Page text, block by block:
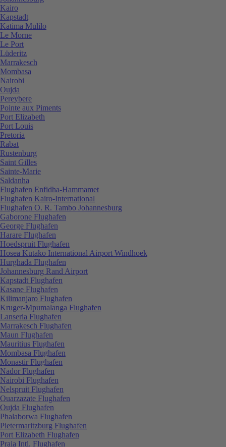
Kairo
Kapstadt
Katima Mulilo
Le Morne
Le Port
Lüderitz
Marrakesch
Mombasa
Nairobi
Oujda
Pereybere
Pointe aux Piments
Port Elizabeth
Port Louis
Pretoria
Rabat
Rustenburg
Saint Gilles
Sainte-Marie
Saldanha
Flughafen Enfidha-Hammamet
Flughafen Kairo-International
Flughafen O. R. Tambo Johannesburg
Gaborone Flughafen
George Flughafen
Harare Flughafen
Hoedspruit Flughafen
Hosea Kutako International Airport Windhoek
Hurghada Flughafen
Johannesburg Rand Airport
Kapstadt Flughafen
Kasane Flughafen
Kilimanjaro Flughafen
Kruger-Mpumalanga Flughafen
Lanseria Flughafen
Marrakesch Flughafen
Maun Flughafen
Mauritius Flughafen
Mombasa Flughafen
Monastir Flughafen
Nador Flughafen
Nairobi Flughafen
Nelspruit Flughafen
Ouarzazate Flughafen
Oujda Flughafen
Phalaborwa Flughafen
Pietermaritzburg Flughafen
Port Elizabeth Flughafen
Praia Intl. Flughafen